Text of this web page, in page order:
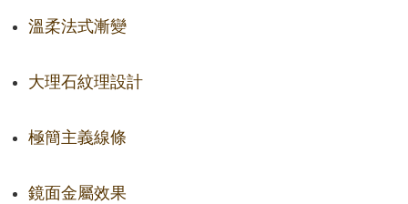
溫柔法式漸變
大理石紋理設計
極簡主義線條
鏡面金屬效果